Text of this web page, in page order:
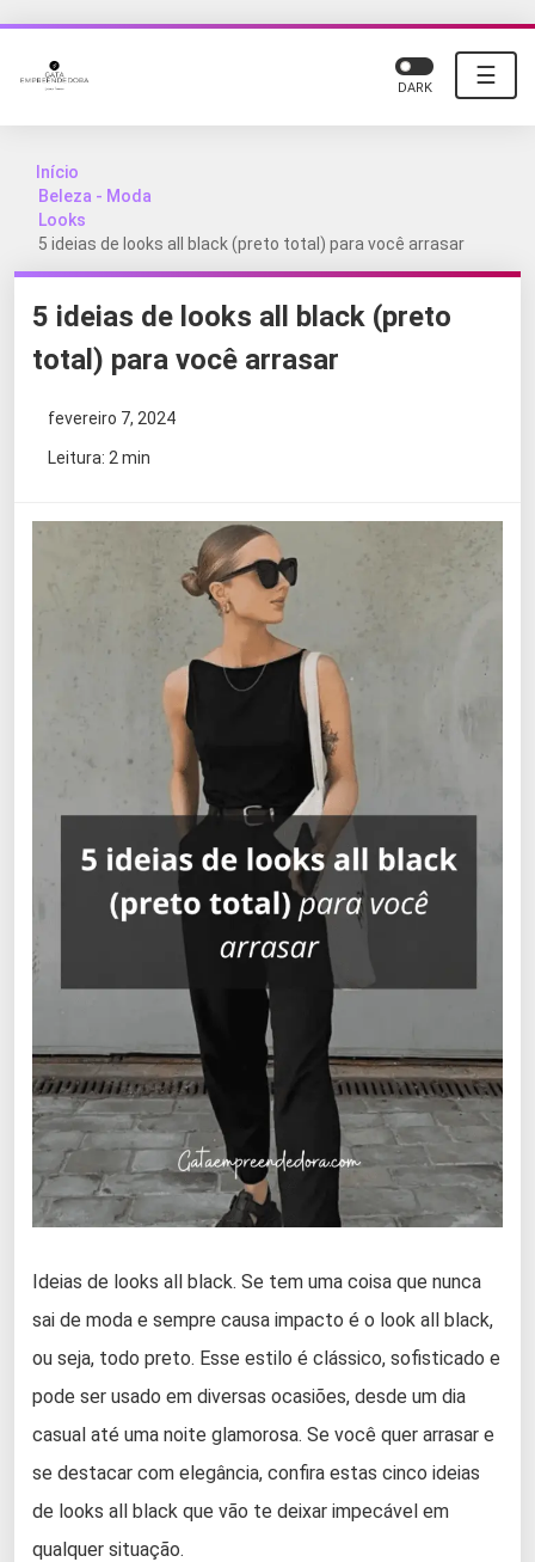
☰
DARK
Início
Beleza - Moda
Looks
5 ideias de looks all black (preto total) para você arrasar
5 ideias de looks all black (preto
total) para você arrasar
fevereiro 7, 2024
Leitura: 2 min
Ideias de looks all black. Se tem uma coisa que nunca
sai de moda e sempre causa impacto é o look all black,
ou seja, todo preto. Esse estilo é clássico, sofisticado e
pode ser usado em diversas ocasiões, desde um dia
casual até uma noite glamorosa. Se você quer arrasar e
se destacar com elegância, confira estas cinco ideias
de looks all black que vão te deixar impecável em
qualquer situação.